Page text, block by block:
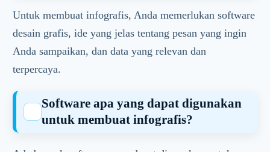
Untuk membuat infografis, Anda memerlukan software
desain grafis, ide yang jelas tentang pesan yang ingin
Anda sampaikan, dan data yang relevan dan
terpercaya.
Software apa yang dapat digunakan
untuk membuat infografis?